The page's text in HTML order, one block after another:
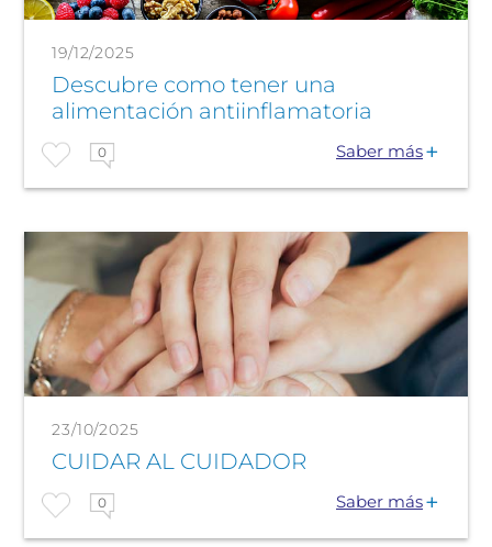
19/12/2025
Descubre como tener una
alimentación antiinflamatoria
0 Saber más
23/10/2025
CUIDAR AL CUIDADOR
0 Saber más